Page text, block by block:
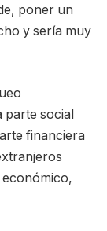
poner un
y sería muy
parte social
financiera